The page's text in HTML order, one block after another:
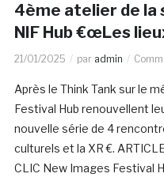
4ème atelier de la
NIF Hub €œLes
21/01/2025 par admin
Après le Think Tank sur le
Festival Hub renouvellent
nouvelle série de 4
culturels et la XR €.
CLIC New Images Festival